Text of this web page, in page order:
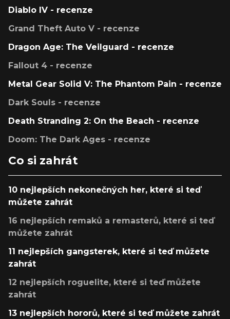
Diablo IV - recenze
Grand Theft Auto V - recenze
Dragon Age: The Veilguard - recenze
Fallout 4 - recenze
Metal Gear Solid V: The Phantom Pain - recenze
Dark Souls - recenze
Death Stranding 2: On the Beach - recenze
Doom: The Dark Ages - recenze
Co si zahrát
10 nejlepších nekonečných her, které si teď
můžete zahrát
16 nejlepších remaků a remasterů, které si teď
můžete zahrát
11 nejlepších gangsterek, které si teď můžete
zahrát
12 nejlepších roguelite, které si teď můžete
zahrát
13 nejlepších hororů, které si teď můžete zahrát